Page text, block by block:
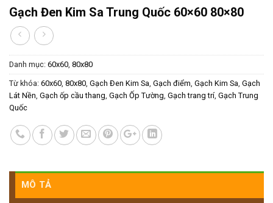
Gạch Đen Kim Sa Trung Quốc 60×60 80×80
Danh mục: 60x60, 80x80
Từ khóa: 60x60, 80x80, Gạch Đen Kim Sa, Gạch điểm, Gạch Kim Sa, Gạch
Lát Nền, Gạch ốp cầu thang, Gạch Ốp Tường, Gạch trang trí, Gạch Trung
Quốc
MÔ TẢ